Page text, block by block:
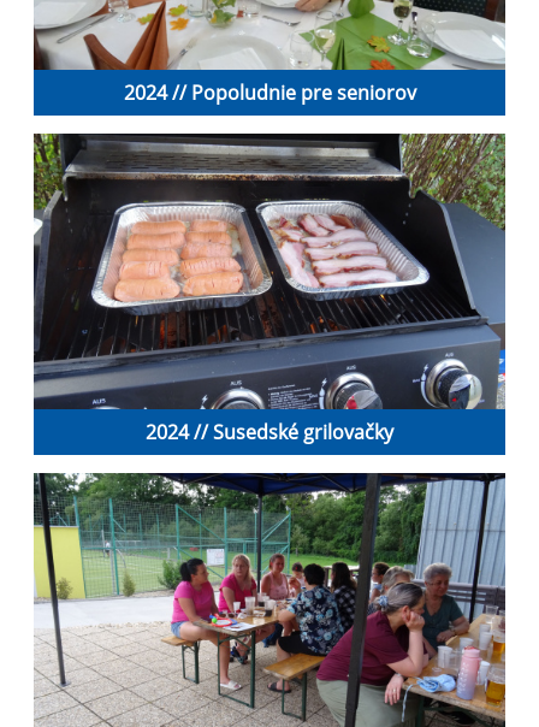
2024 // Popoludnie pre seniorov
2024 // Susedské grilovačky